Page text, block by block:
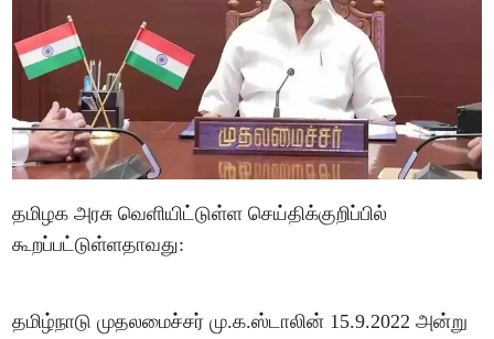
தமிழக அரசு வெளியிட்டுள்ள செய்திக்குறிப்பில்
கூறப்பட்டுள்ளதாவது:
தமிழ்நாடு முதலமைச்சர் மு.க.ஸ்டாலின் 15.9.2022 அன்று